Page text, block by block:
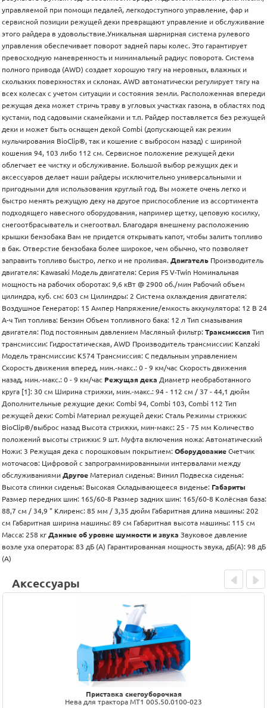
управляемой при помощи педалей, легкодоступного управление, фар и
сервисной позиции режущей деки превращают управление и обслуживание
этого райдера в удовольствие.Уникальная шарнирная система рулевого
управления обеспечивает поворот задней пары колес. Это гарантирует
превосходную маневренность и минимальный радиус поворота. Система
полного привода (AWD) создает хорошую тягу на неровных, влажных и
скользких поверхностях и склонах. AWD автоматически регулирует тягу на
всех колесах с учетом ситуации и состояния земли. Расположенная впереди
режущая дека может стричь траву в угловых участках газона, в областях под
кустами, под садовыми скамейками и т.п. Райдер поставляется без режущей
деки и может быть оснащен декой Combi (допускающей как режим
мульчирования BioClip®, так и кошение с выбросом назад) с шириной
кошения 94, 103 либо 112 см. Сервисное положение режущей деки
облегчает ее чистку и обслуживание. Большой выбор режущих дек и
аксессуаров делает наши райдеры исключительно универсальными и
пригодными для использования круглый год. Вы можете очень легко и
быстро менять режущую деку на другое приспособление из ассортимента
подходящего навесного оборудования, например щетку, цеповую косилку,
снегоотбрасыватель и снегоотвал. Благодаря внешнему расположению
крышки бензобака Вам не придется открывать капот, чтобы залить топливо
в бак. Отверстие бензобака более широкое, чем обычно, что позволяет
заправить топливо быстро, легко и не проливая. Двигатель Производитель
двигателя: Kawasaki Модель двигателя: Серия FS V-Twin Номинальная
мощность на рабочих оборотах: 9,6 кВт @ 2900 об./мин Рабочий объем
цилиндра, куб. см: 603 см Цилиндры: 2 Система охлаждения двигателя:
Воздушное Генератор: 15 Ампер Напряжение/емкость аккумулятора: 12 В 24
А-ч Тип топлива: Бензин Объем топливного бака: 12 л Тип смазывания
двигателя: Под постоянным давлением Масляный фильтр: Трансмиссия Тип
трансмиссии: Гидростатическая, AWD Производитель трансмиссии: Kanzaki
Модель трансмиссии: K574 Трансмиссия: С педальным управлением
Скорость движения вперед, мин.-макс.: 0 - 9 км/час Скорость движения
назад, мин.-макс.: 0 - 9 км/час Режущая дека Диаметр необработанного
круга [1]: 30 см Ширина стрижки, мин.-макс.: 94 - 112 см / 37 - 44,1 дюйм
Дополнительные режущие деки: Combi 94, Combi 103, Combi 112 Тип
режущей деки: Combi Материал режущей деки: Сталь Режимы стрижки:
BioClip®/выброс назад Высота стрижки, мин-макс: 25 - 75 мм Количество
положений высоты стрижки: 9 шт. Муфта включения ножа: Автоматический
Ножи: 3 Режущая дека с порошковым покрытием: Оборудование Счетчик
моточасов: Цифровой с запрограммированными интервалами между
обслуживаниями Другое Материал сиденья: Винил Подвеска сиденья:
Высота спинки сиденья: Высокая Складывающееся виденье: Габариты
Размер передних шин: 165/60-8 Размер задних шин: 165/60-8 Колёсная база:
88,7 см / 34,9 " Клиренс: 85 мм / 3,35 дюйм Габаритная длина машины: 202
см Габаритная ширина машины: 89 см Габаритная высота машины: 115 см
Масса: 258 кг Данные об уровне шумности и звука Звуковое давление
возле уха оператора: 83 дБ (A) Гарантированная мощность звука, дБ(А): 98 дБ
(A)
Аксессуары
Приставка снегоуборочная
Нева для трактора МТ1 005.50.0100-023
Prev Next